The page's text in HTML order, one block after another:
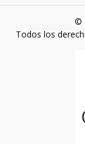
©
Todos los